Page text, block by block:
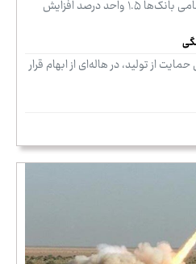
نسبت سپرده قانونی برای تمامی بانک‌ها ۱.۵ واحد درصد افزایش
حمایت از تولید، در هاله‌ای از ابهام قرار